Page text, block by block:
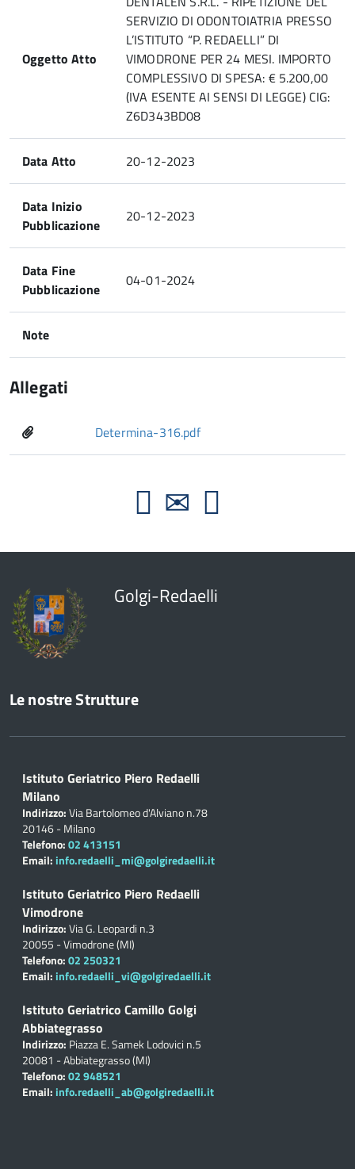
Oggetto Atto
SERVIZIO DI ODONTOIATRIA PRESSO
L’ISTITUTO “P. REDAELLI” DI
VIMODRONE PER 24 MESI. IMPORTO
COMPLESSIVO DI SPESA: € 5.200,00
(IVA ESENTE AI SENSI DI LEGGE) CIG:
Z6D343BD08
Data Atto 20-12-2023
Data Inizio
Pubblicazione
20-12-2023
Data Fine
Pubblicazione
04-01-2024
Note
Allegati
Determina-316.pdf
Golgi-Redaelli
Le nostre Strutture
Istituto Geriatrico Piero Redaelli
Milano
Indirizzo:Via Bartolomeo d'Alviano n.78
20146 - Milano
Telefono:02 413151
Email: info.redaelli_mi@golgiredaelli.it
Istituto Geriatrico Piero Redaelli
Vimodrone
Indirizzo:Via G. Leopardi n.3
20055 - Vimodrone (MI)
Telefono:02 250321
Email: info.redaelli_vi@golgiredaelli.it
Istituto Geriatrico Camillo Golgi
Abbiategrasso
Indirizzo: Piazza E. Samek Lodovici n.5
20081 - Abbiategrasso (MI)
Telefono:02 948521
Email: info.redaelli_ab@golgiredaelli.it